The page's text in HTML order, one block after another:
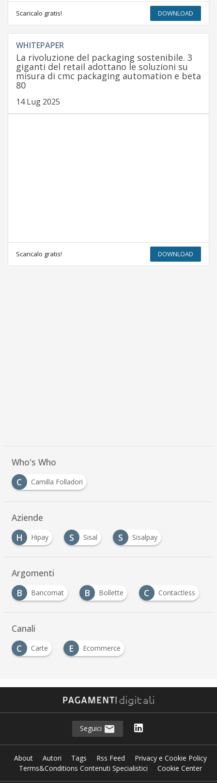
Scaricalo gratis! DOWNLOAD
WHITEPAPER
La rivoluzione del packaging sostenibile. 3
giganti del retail adottano le soluzioni su
misura di cmc packaging automation e beta
80
14 Lug 2025
Scaricalo gratis! DOWNLOAD
Who's Who
C
Camilla Folladori
Aziende
H
Hipay S Sisal S Sisalpay
Argomenti
B Bollette C Contactless M Moneta
Canali
C
Carte E Ecommerce
Seguici
About Autori Tags Rss Feed
Privacy e Cookie Policy
Terms&Conditions Contenuti Specialistici
Cookie Center